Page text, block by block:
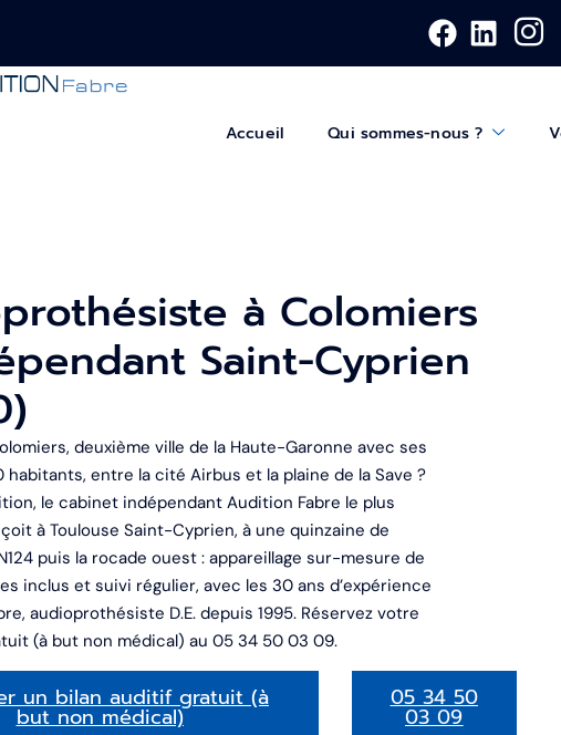
Accueil Qui sommes-nous ?
à Colomiers
Saint-Cyprien
deuxième ville de la Haute-Garonne avec ses
entre la cité Airbus et la plaine de la Save ?
le cabinet indépendant Audition Fabre le plus
à Toulouse Saint-Cyprien, à une quinzaine de
puis la rocade ouest : appareillage sur-mesure de
inclus et suivi régulier, avec les 30 ans d’expérience
audioprothésiste D.E. depuis 1995. Réservez votre
(à but non médical) au 05 34 50 03 09.
un bilan auditif gratuit (à
but non médical)
05 34 50
03 09